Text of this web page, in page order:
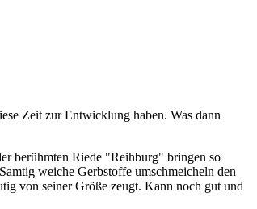
Zeit zur Entwicklung haben. Was dann
berühmten Riede "Reihburg" bringen so
weiche Gerbstoffe umschmeicheln den
von seiner Größe zeugt. Kann noch gut und